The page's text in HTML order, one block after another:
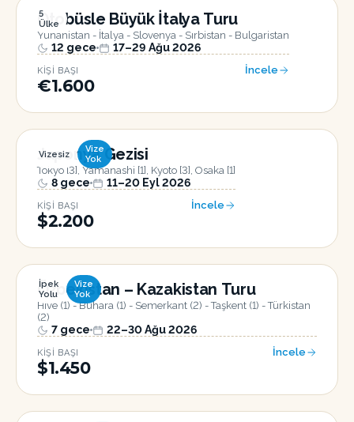
5
Ülke
Otobüsle Büyük İtalya Turu
Yunanistan - İtalya - Slovenya - Sırbistan - Bulgaristan
12 gece 17–29 Ağu 2026
KIŞI BAŞI
€1.600
İncele
Vizesiz
Vize
Yok
Japonya Gezisi
Tokyo [3], Yamanashi [1], Kyoto [3], Osaka [1]
8 gece 11–20 Eyl 2026
KIŞI BAŞI
$2.200
İncele
İpek
Yolu
Vize
Yok
Özbekistan – Kazakistan Turu
Hive (1) - Buhara (1) - Semerkant (2) - Taşkent (1) - Türkistan
(2)
7 gece 22–30 Ağu 2026
KIŞI BAŞI
$1.450
İncele